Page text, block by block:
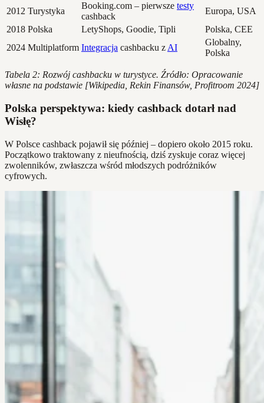
2012 Turystyka
Booking.com – pierwsze testy
cashback
Europa, USA
2018 Polska LetyShops, Goodie, Tipli
Polska, CEE
2024 Multiplatform Integracja cashbacku z AI
Globalny,
Polska
Tabela 2: Rozwój cashbacku w turystyce. Źródło: Opracowanie
własne na podstawie [Wikipedia, Rekin Finansów, Profitroom 2024]
Polska perspektywa: kiedy cashback dotarł nad
Wisłę?
W Polsce cashback pojawił się później – dopiero około 2015 roku.
Początkowo traktowany z nieufnością, dziś zyskuje coraz więcej
zwolenników, zwłaszcza wśród młodszych podróżników
cyfrowych.